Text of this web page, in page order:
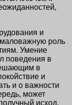
и
роль
Умение
поведения в
в
и
и о важности
может
исход.